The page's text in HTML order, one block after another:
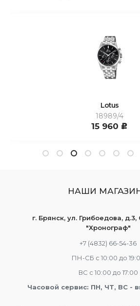
Lotus
18989/4
15 960 c
НАШИ
г. Брянск, ул. Грибоедова,
"Хронограф"
+7 (4832) 66-54-36
ПН-СБ с 10:00 до
ВС с 10:00 до 17:00
Часовой сервис: ПН, ЧТ, ВС -